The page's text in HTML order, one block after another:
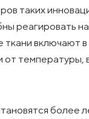
таких
реагировать
ткани
от
более